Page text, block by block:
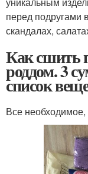
перед подругами
скандалах,
Как сшить
роддом. 3
список
Все необходимое,